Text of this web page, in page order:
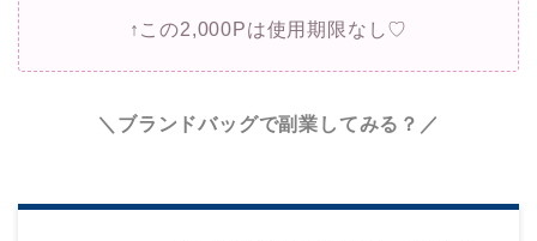
↑この2,000Pは使用期限なし♡
＼ブランドバッグで副業してみる？／